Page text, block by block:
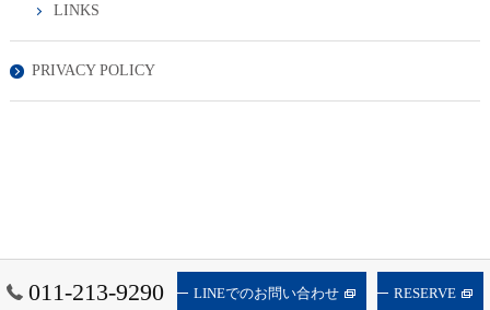
LINKS
PRIVACY POLICY
011-213-9290 LINEでのお問い合わせ RESERVE